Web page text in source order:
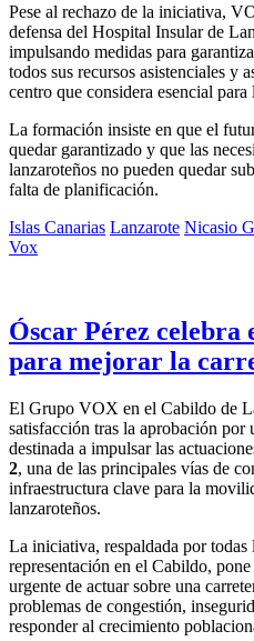
Pese al rechazo de la iniciativa,
defensa del Hospital Insular de
impulsando medidas para
todos sus recursos asistenciales y
centro que considera esencial
La formación insiste en que el
quedar garantizado y que las
lanzaroteños no pueden quedar
falta de planificación.
Islas Canarias Lanzarote Nicasio
Vox
Óscar Pérez celebra
para mejorar la
El Grupo VOX en el Cabildo de
satisfacción tras la aprobación por
destinada a impulsar las
2, una de las principales vías de
infraestructura clave para la
lanzaroteños.
La iniciativa, respaldada por
representación en el Cabildo,
urgente de actuar sobre una
problemas de congestión,
responder al crecimiento